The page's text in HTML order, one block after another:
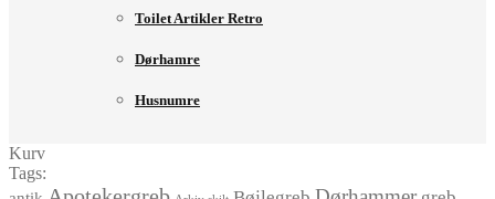
Toilet Artikler Retro
Dørhamre
Husnumre
Kurv
Tags: